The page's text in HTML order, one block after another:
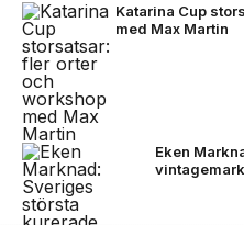
Katarina Cup
med Max Martin
Eken